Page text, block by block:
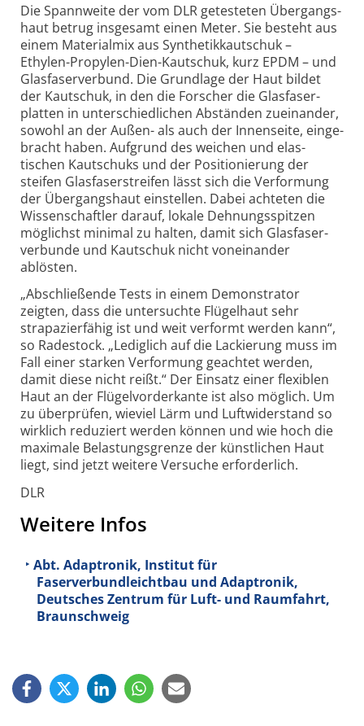
Die Spannweite der vom DLR getesteten Über­gangs­
haut betrug insgesamt einen Meter. Sie besteht aus
einem Material­mix aus Synthetik­kautschuk –
Ethylen-Propylen-Dien-Kautschuk, kurz EPDM – und
Glas­faser­verbund. Die Grund­lage der Haut bildet
der Kautschuk, in den die Forscher die Glas­faser­
platten in unter­schied­lichen Abständen zuein­ander,
sowohl an der Außen- als auch der Innen­seite, einge­
bracht haben. Aufgrund des weichen und elas­
tischen Kautschuks und der Positio­nierung der
steifen Glas­faser­streifen lässt sich die Verformung
der Übergangs­haut einstellen. Dabei achteten die
Wissen­schaftler darauf, lokale Dehnungs­spitzen
möglichst minimal zu halten, damit sich Glas­faser­
verbunde und Kautschuk nicht vonein­ander
ablösten.
„Abschließende Tests in einem Demonstrator
zeigten, dass die unter­suchte Flügel­haut sehr
strapazier­fähig ist und weit verformt werden kann“,
so Radestock. „Lediglich auf die Lackierung muss im
Fall einer starken Verformung geachtet werden,
damit diese nicht reißt.“ Der Einsatz einer flexiblen
Haut an der Flügel­vorder­kante ist also möglich. Um
zu über­prüfen, wieviel Lärm und Luft­wider­stand so
wirklich reduziert werden können und wie hoch die
maximale Belastungs­grenze der künst­lichen Haut
liegt, sind jetzt weitere Versuche erforderlich.
DLR
Weitere Infos
Abt. Adaptronik, Institut für
Faserverbundleichtbau und Adaptronik,
Deutsches Zentrum für Luft- und Raumfahrt,
Braunschweig